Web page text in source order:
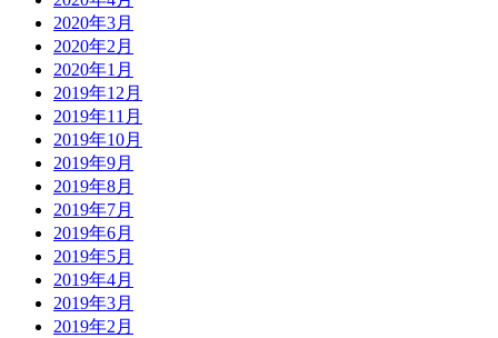
2020年3月
2020年2月
2020年1月
2019年12月
2019年11月
2019年10月
2019年9月
2019年8月
2019年7月
2019年6月
2019年5月
2019年4月
2019年3月
2019年2月